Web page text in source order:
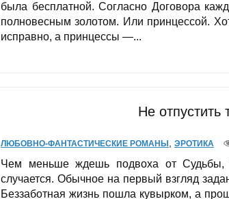
была бесплатной. Согласно Договора
полновесным золотом. Или принцессой.
исправно, а принцессы —...
Не отпустить
ЛЮБОВНО-ФАНТАСТИЧЕСКИЕ РОМАНЫ , ЭРОТИКА
Чем меньше ждешь подвоха от Судьбы,
случается. Обычное на первый взгляд
Беззаботная жизнь пошла кувырком, а